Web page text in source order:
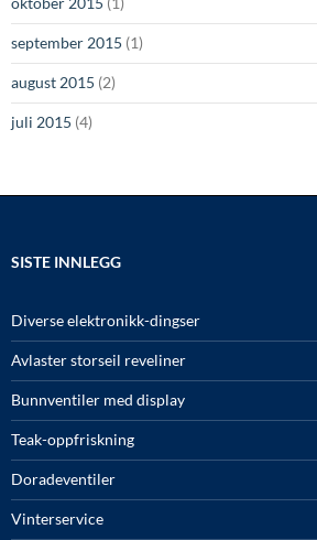
september 2015 (1)
august 2015 (2)
juli 2015 (4)
SISTE INNLEGG
Diverse elektronikk-dingser
Avlaster storseil reveliner
Bunnventiler med display
Teak-oppfriskning
Doradeventiler
Vinterservice